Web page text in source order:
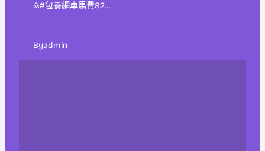
&#包養網車馬費82…
Byadmin